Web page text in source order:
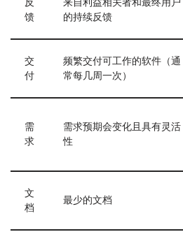
反
馈
来自利益相关者和最终用户
的持续反馈
交
付
频繁交付可工作的软件（通
常每几周一次）
需
求
需求预期会变化且具有灵活
性
文
档
最少的文档